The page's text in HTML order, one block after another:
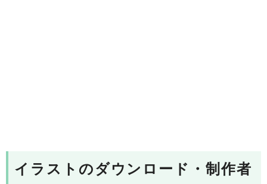
イラストのダウンロード・制作者